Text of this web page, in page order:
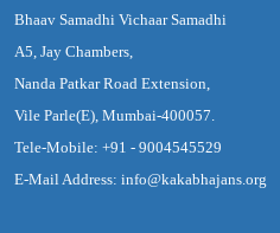
Bhaav Samadhi Vichaar Samadhi
A5, Jay Chambers,
Nanda Patkar Road Extension,
Vile Parle(E), Mumbai-400057.
Tele-Mobile: +91 - 9004545529
E-Mail Address: info@kakabhajans.org